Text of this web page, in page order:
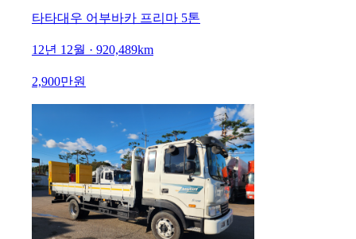
타타대우 어부바카 프리마 5톤
12년 12월 · 920,489km
2,900만원